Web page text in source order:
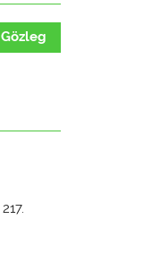
Gözleg